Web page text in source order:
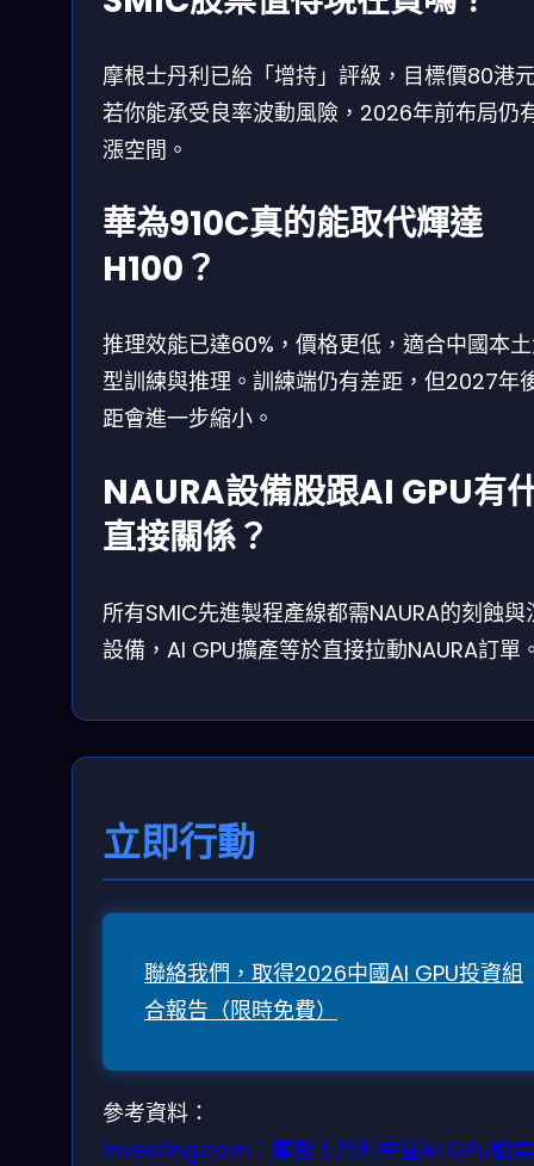
摩根士丹利已給「增持」評級，目標價80港
若你能承受良率波動風險，2026年前布局仍
漲空間。
華為910C真的能取代輝達
H100？
推理效能已達60%，價格更低，適合中國本
型訓練與推理。訓練端仍有差距，但2027年
距會進一步縮小。
NAURA設備股跟AI GPU有
直接關係？
所有SMIC先進製程產線都需NAURA的刻蝕與
設備，AI GPU擴產等於直接拉動NAURA訂單
立即行動
聯絡我們，取得2026中國AI GPU投資組
合報告（限時免費）
參考資料：
Investing.com：摩根士丹利中國AI GPU股